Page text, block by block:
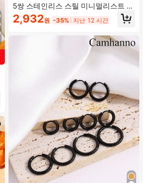
5쌍 스테인리스 스틸 미니멀리스트 라
운드 모양 스터드 귀걸이 & 후프 귀걸
이 남녀 공용 장식용
2,932원 -35% 지난 12 시간